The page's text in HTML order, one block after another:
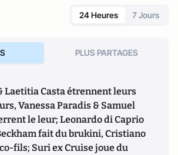
24 Heures 7 Jours
PLUS PARTAGES
Laetitia Casta étrennent leurs
Vanessa Paradis & Samuel
le leur; Leonardo di Caprio
fait du brukini, Cristiano
fils; Suri ex Cruise joue du